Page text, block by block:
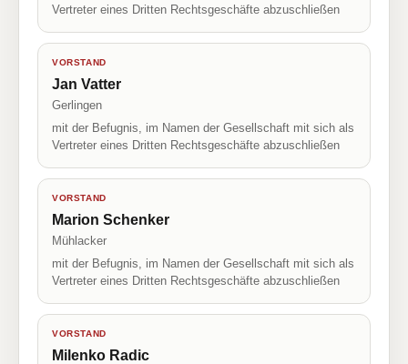
Vertreter eines Dritten Rechtsgeschäfte abzuschließen
VORSTAND
Jan Vatter
Gerlingen
mit der Befugnis, im Namen der Gesellschaft mit sich als
Vertreter eines Dritten Rechtsgeschäfte abzuschließen
VORSTAND
Marion Schenker
Mühlacker
mit der Befugnis, im Namen der Gesellschaft mit sich als
Vertreter eines Dritten Rechtsgeschäfte abzuschließen
VORSTAND
Milenko Radic